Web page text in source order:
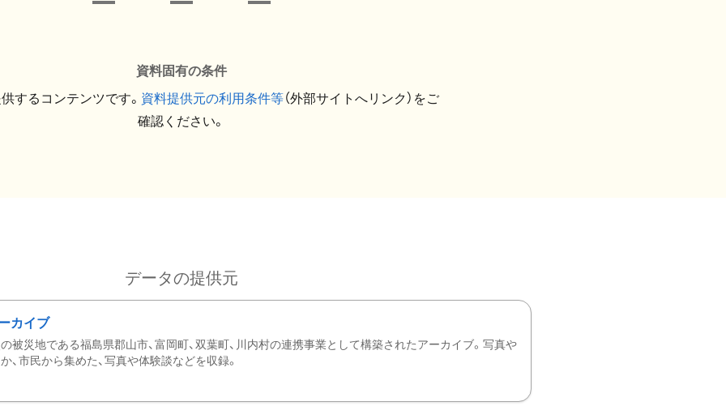
資料固有の条件
するコンテンツです。 資料提供元の利用条件等（外部サイトへリンク）をご
確認ください。
データの提供元
カイブ
被災地である福島県郡山市、富岡町、双葉町、川内村の連携事業として構築されたアーカイブ。写真や
、市民から集めた、写真や体験談などを収録。